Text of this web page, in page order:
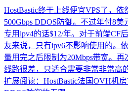
HostBastic终于上线便宜VPS了，
500Gbps DDOS防御。不过年付8
专用ipv4的话$12/年。对于前端CF
友来说，只有ipv6不影响使用的。
量用完之后限制为20Mbps带宽。
线路很差，只适合需要非常非常高
扩展阅读：HostBastic法国OVH机